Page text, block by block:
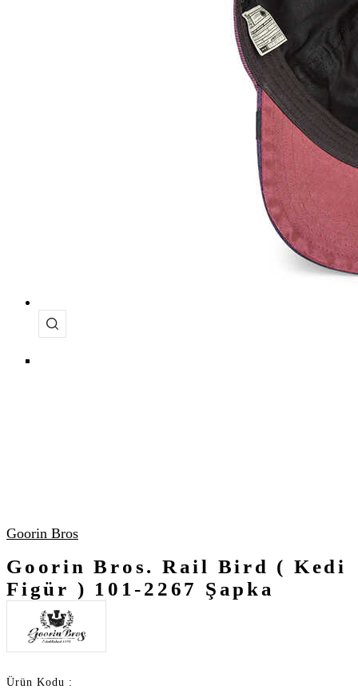
Goorin Bros
Goorin Bros. Rail Bird ( Kedi
Figür ) 101-2267 Şapka
Ürün Kodu :